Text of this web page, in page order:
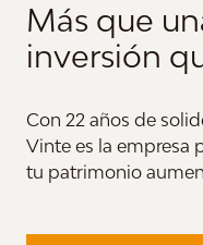
Más que
inversión
Con 22 años de
Vinte es la empresa
tu patrimonio